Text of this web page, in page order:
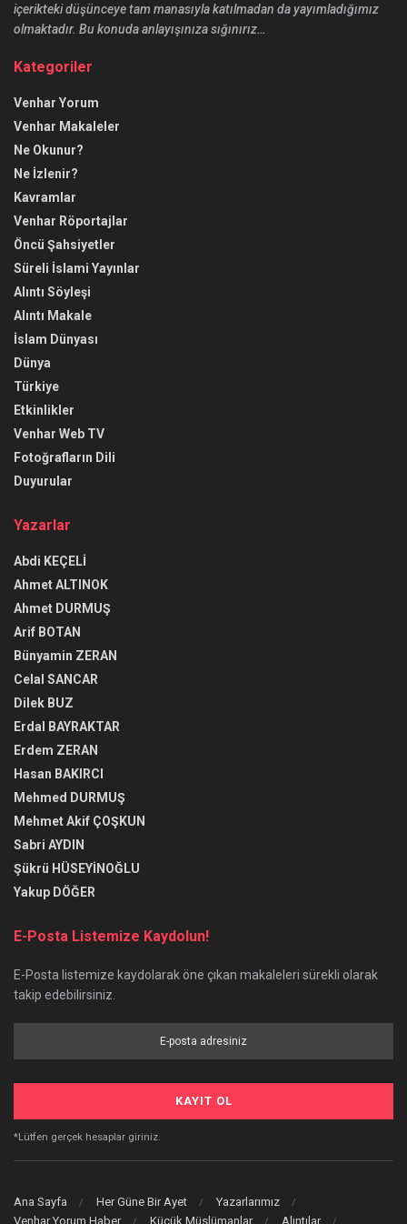
içerikteki düşünceye tam manasıyla katılmadan da yayımladığımız
olmaktadır. Bu konuda anlayışınıza sığınırız…
Kategoriler
Venhar Yorum
Venhar Makaleler
Ne Okunur?
Ne İzlenir?
Kavramlar
Venhar Röportajlar
Öncü Şahsiyetler
Süreli İslami Yayınlar
Alıntı Söyleşi
Alıntı Makale
İslam Dünyası
Dünya
Türkiye
Etkinlikler
Venhar Web TV
Fotoğrafların Dili
Duyurular
Yazarlar
Abdi KEÇELİ
Ahmet ALTINOK
Ahmet DURMUŞ
Arif BOTAN
Bünyamin ZERAN
Celal SANCAR
Dilek BUZ
Erdal BAYRAKTAR
Erdem ZERAN
Hasan BAKIRCI
Mehmed DURMUŞ
Mehmet Akif ÇOŞKUN
Sabri AYDIN
Şükrü HÜSEYİNOĞLU
Yakup DÖĞER
E-Posta Listemize Kaydolun!
E-Posta listemize kaydolarak öne çıkan makaleleri sürekli olarak
takip edebilirsiniz.
*Lütfen gerçek hesaplar giriniz.
Ana Sayfa Her Güne Bir Ayet
Yazarlarımız
Venhar Yorum Haber
Küçük Müslümanlar Alıntılar